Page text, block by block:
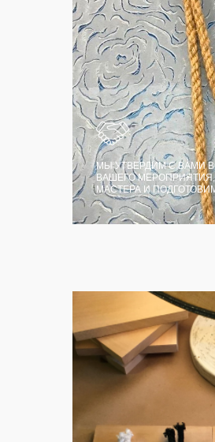
МЫ УТВЕРДИМ С ВАМИ
ВАШЕГО
МАСТЕРА И